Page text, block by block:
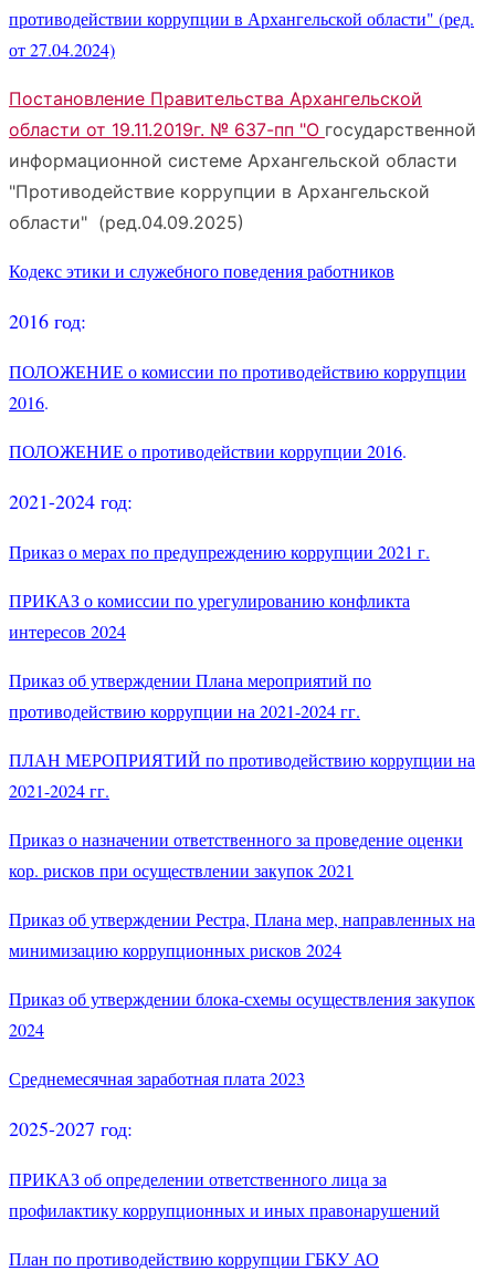
противодействии коррупции в Архангельской области" (ред.
от 27.04.2024)
Постановление Правительства Архангельской
области от 19.11.2019г. № 637-пп "О государственной
информационной системе Архангельской области
"Противодействие коррупции в Архангельской
области" (ред.04.09.2025)
Кодекс этики и служебного поведения работников
2016 год:
ПОЛОЖЕНИЕ о комиссии по противодействию коррупции
2016.
ПОЛОЖЕНИЕ о противодействии коррупции 2016.
2021-2024 год:
Приказ о мерах по предупреждению коррупции 2021 г.
ПРИКАЗ о комиссии по урегулированию конфликта
интересов 2024
Приказ об утверждении Плана мероприятий по
противодействию коррупции на 2021-2024 гг.
ПЛАН МЕРОПРИЯТИЙ по противодействию коррупции на
2021-2024 гг.
Приказ о назначении ответственного за проведение оценки
кор. рисков при осуществлении закупок 2021
Приказ об утверждении Рестра, Плана мер, направленных на
минимизацию коррупционных рисков 2024
Приказ об утверждении блока-схемы осуществления закупок
2024
Среднемесячная заработная плата 2023
2025-2027 год:
ПРИКАЗ об определении ответственного лица за
профилактику коррупционных и иных правонарушений
План по противодействию коррупции ГБКУ АО